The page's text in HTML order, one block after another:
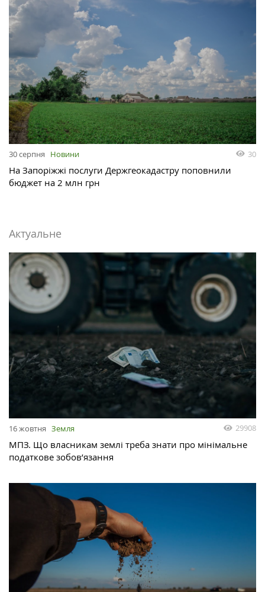
30 серпня Новини 30
На Запоріжжі послуги Держгеокадастру поповнили
бюджет на 2 млн грн
Актуальне
16 жовтня Земля 29908
МПЗ. Що власникам землі треба знати про мінімальне
податкове зобов’язання